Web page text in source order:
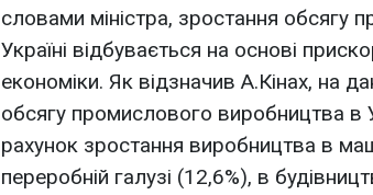
словами міністра, зростання обсягу
Україні відбувається на основі
економіки. Як відзначив А.Кінах, на
обсягу промислового виробництва в
рахунок зростання виробництва в
переробній галузі (12,6%), в